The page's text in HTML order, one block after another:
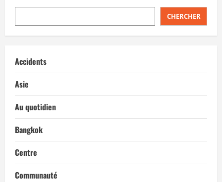
CHERCHER
Accidents
Asie
Au quotidien
Bangkok
Centre
Communauté